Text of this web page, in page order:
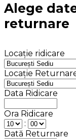
Alege
returnare
Locație ridicare
Locație
Data Ridicare
Ora Ridicare
:
Dată Returnare